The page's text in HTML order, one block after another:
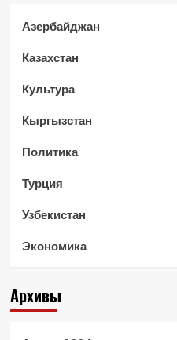
Азербайджан
Казахстан
Культура
Кыргызстан
Политика
Турция
Узбекистан
Экономика
Архивы